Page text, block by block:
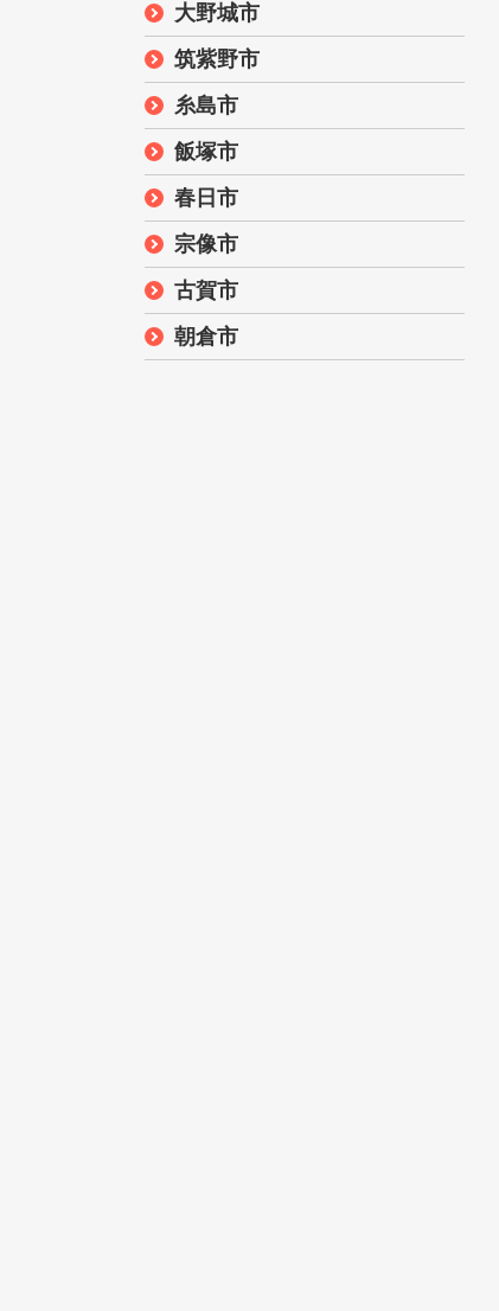
大野城市
筑紫野市
糸島市
飯塚市
春日市
宗像市
古賀市
朝倉市